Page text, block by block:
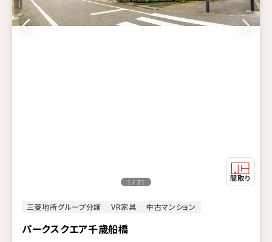
三菱地所グループ分譲 VR家具 中古マンション
パークスクエア千歳船橋
1 / 21